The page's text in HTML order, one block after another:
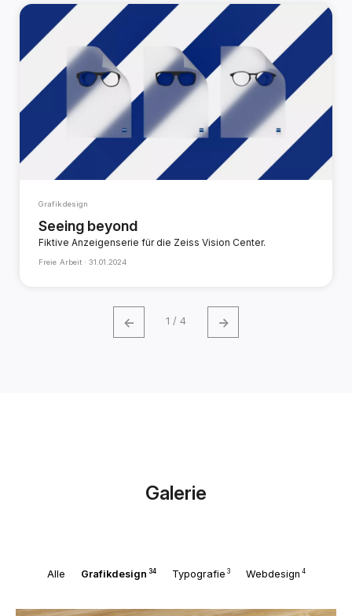
Grafikdesign
Seeing beyond
Fiktive Anzeigenserie für die Zeiss Vision Center.
Freie Arbeit ·31.01.2024
← 1 / 4 →
Galerie
Alle Grafikdesign 34 Typografie 3 Webdesign 4